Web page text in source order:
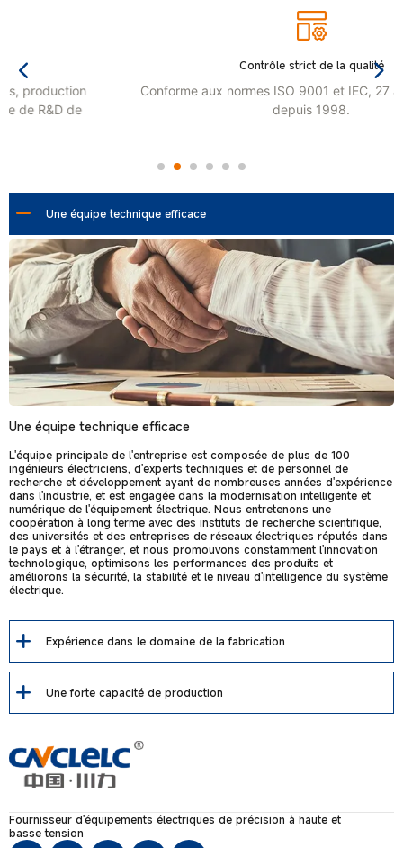
Contrôle strict de la qualité
Conforme aux normes ISO 9001 et IEC, 27 ans d'expertise
Une équipe technique efficace
Une équipe technique efficace
L'équipe principale de l'entreprise est composée de plus de 100
ingénieurs électriciens, d'experts techniques et de personnel de
recherche et développement ayant de nombreuses années d'expérience
dans l'industrie, et est engagée dans la modernisation intelligente et
numérique de l'équipement électrique. Nous entretenons une
coopération à long terme avec des instituts de recherche scientifique,
des universités et des entreprises de réseaux électriques réputés dans
le pays et à l'étranger, et nous promouvons constamment l'innovation
technologique, optimisons les performances des produits et
améliorons la sécurité, la stabilité et le niveau d'intelligence du système
électrique.
Expérience dans le domaine de la fabrication
Une forte capacité de production
Fournisseur d'équipements électriques de précision à haute et
basse tension